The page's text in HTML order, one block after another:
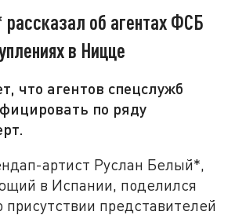
об агентах ФСБ
в Ницце
что агентов спецслужб
по ряду
артист Руслан Белый*,
в Испании, поделился
представителей